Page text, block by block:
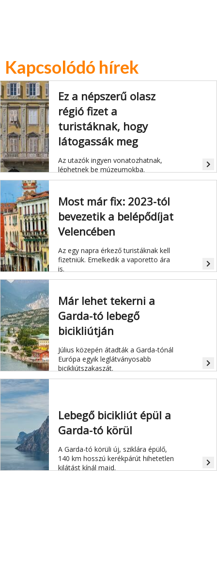
Kapcsolódó hírek
Ez a népszerű olasz
régió fizet a
turistáknak, hogy
látogassák meg
Az utazók ingyen vonatozhatnak,
léphetnek be múzeumokba.
navigate_next
Most már fix: 2023-tól
bevezetik a belépődíjat
Velencében
Az egy napra érkező turistáknak kell
fizetniük. Emelkedik a vaporetto ára
is.
navigate_next
Már lehet tekerni a
Garda-tó lebegő
bicikliútján
Július közepén átadták a Garda-tónál
Európa egyik leglátványosabb
bicikliútszakaszát.
navigate_next
Lebegő bicikliút épül a
Garda-tó körül
A Garda-tó körüli új, sziklára épülő,
140 km hosszú kerékpárút hihetetlen
kilátást kínál majd.
navigate_next